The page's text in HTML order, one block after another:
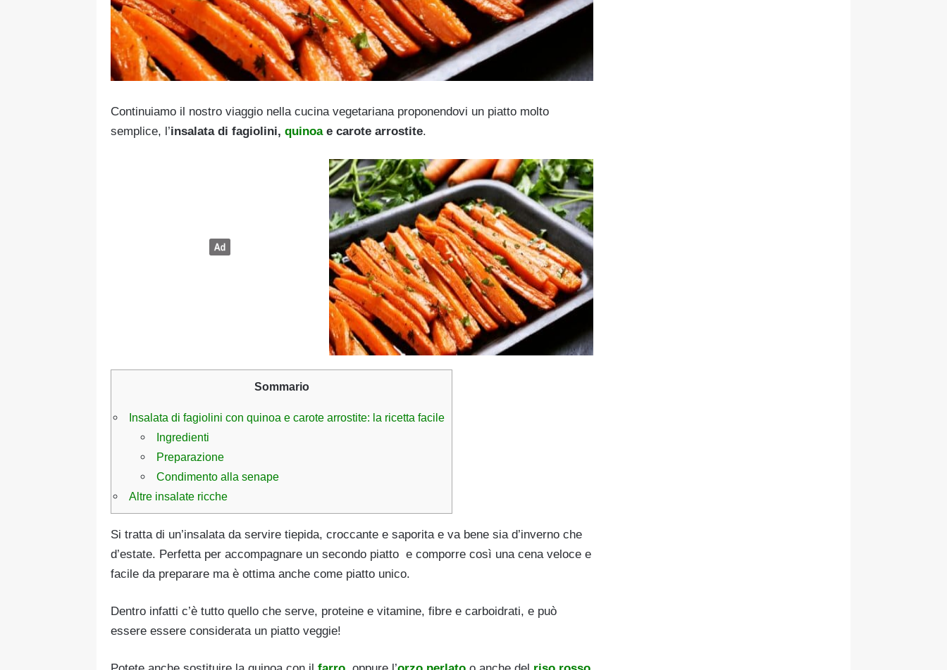
Continuiamo il nostro viaggio nella cucina vegetariana proponendovi un piatto molto
semplice, l’insalata di fagiolini, quinoae carote arrostite.
Sommario
Insalata di fagiolini con quinoa e carote arrostite: la ricetta facile
Ingredienti
Preparazione
Condimento alla senape
Altre insalate ricche
Si tratta di un’insalata da servire tiepida, croccante e saporita e va bene sia d’inverno che
d’estate. Perfetta per accompagnare un secondo piatto e comporre così una cena veloce e
facile da preparare ma è ottima anche come piatto unico.
Dentro infatti c’è tutto quello che serve, proteine e vitamine, fibre e carboidrati, e può
essere essere considerata un piatto veggie!